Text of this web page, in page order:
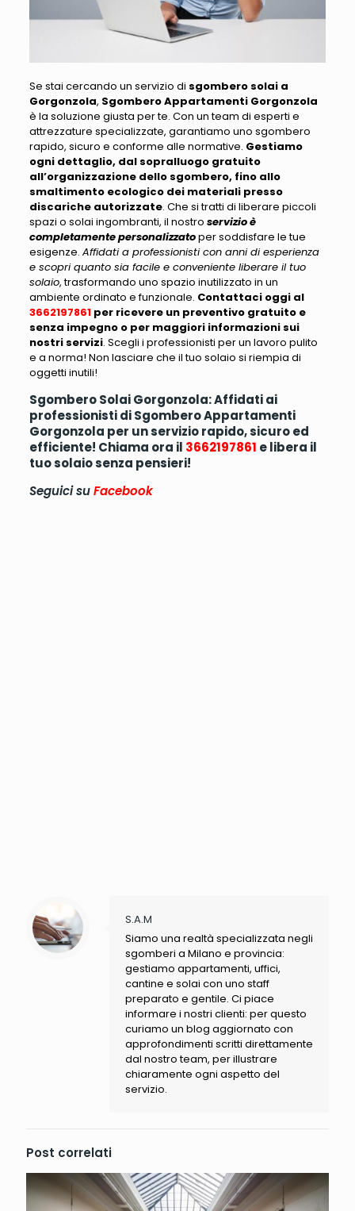
Se stai cercando un servizio di sgombero solai a
Gorgonzola, Sgombero Appartamenti Gorgonzola
è la soluzione giusta per te. Con un team di esperti e
attrezzature specializzate, garantiamo uno sgombero
rapido, sicuro e conforme alle normative. Gestiamo
ogni dettaglio, dal sopralluogo gratuito
all’organizzazione dello sgombero, fino allo
smaltimento ecologico dei materiali presso
discariche autorizzate. Che si tratti di liberare piccoli
spazi o solai ingombranti, il nostro servizio è
completamente personalizzatoper soddisfare le tue
esigenze. Affidati a professionisti con anni di esperienza
e scopri quanto sia facile e conveniente liberare il tuo
solaio, trasformando uno spazio inutilizzato in un
ambiente ordinato e funzionale. Contattaci oggi al
3662197861 per ricevere un preventivo gratuito e
senza impegno o per maggiori informazioni sui
nostri servizi. Scegli i professionisti per un lavoro pulito
e a norma! Non lasciare che il tuo solaio si riempia di
oggetti inutili!
Sgombero Solai Gorgonzola: Affidati ai
professionisti di Sgombero Appartamenti
Gorgonzola per un servizio rapido, sicuro ed
efficiente! Chiama ora il 3662197861 e libera il
tuo solaio senza pensieri!
Seguici suFacebook
S.A.M
Siamo una realtà specializzata negli
sgomberi a Milano e provincia:
gestiamo appartamenti, uffici,
cantine e solai con uno staff
preparato e gentile. Ci piace
informare i nostri clienti: per questo
curiamo un blog aggiornato con
approfondimenti scritti direttamente
dal nostro team, per illustrare
chiaramente ogni aspetto del
servizio.
Post correlati